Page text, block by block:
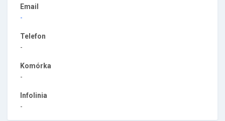
Email
-
Telefon
-
Komórka
-
Infolinia
-